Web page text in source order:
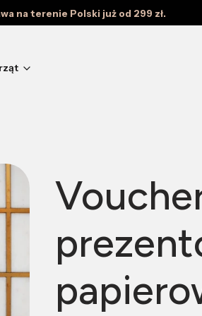
na terenie Polski już od 299 zł.